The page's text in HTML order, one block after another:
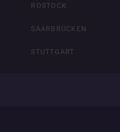
ROSTOCK
SAARBRÜCKEN
STUTTGART